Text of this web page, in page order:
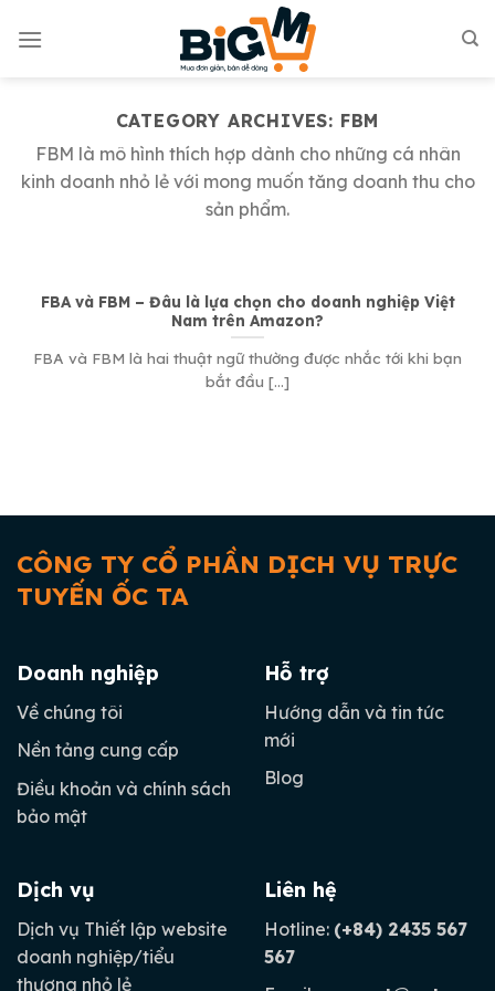
CATEGORY ARCHIVES: FBM
FBM là mô hình thích hợp dành cho những cá nhân
kinh doanh nhỏ lẻ với mong muốn tăng doanh thu cho
sản phẩm.
FBA và FBM – Đâu là lựa chọn cho doanh nghiệp Việt
Nam trên Amazon?
FBA và FBM là hai thuật ngữ thường được nhắc tới khi bạn
bắt đầu [...]
CÔNG TY CỔ PHẦN DỊCH VỤ TRỰC
TUYẾN ỐC TA
Doanh nghiệp
Về chúng tôi
Nền tảng cung cấp
Điều khoản và chính sách
bảo mật
Hỗ trợ
Hướng dẫn và tin tức
mới
Blog
Dịch vụ
Dịch vụ Thiết lập website
doanh nghiệp/tiểu
thương nhỏ lẻ
Liên hệ
Hotline: (+84) 2435 567
567